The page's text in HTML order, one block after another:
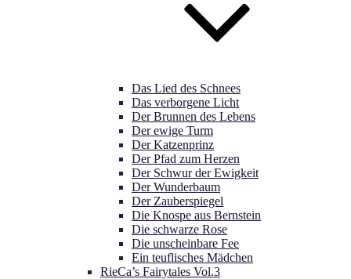
Das Lied des Schnees
Das verborgene Licht
Der Brunnen des Lebens
Der ewige Turm
Der Katzenprinz
Der Pfad zum Herzen
Der Schwur der Ewigkeit
Der Wunderbaum
Der Zauberspiegel
Die Knospe aus Bernstein
Die schwarze Rose
Die unscheinbare Fee
Ein teuflisches Mädchen
RieCa’s Fairytales Vol.3